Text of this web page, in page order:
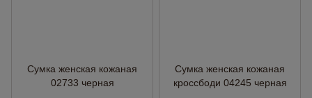
Сумка женская кожаная
02733 черная
Сумка женская кожаная
кроссбоди 04245 черная